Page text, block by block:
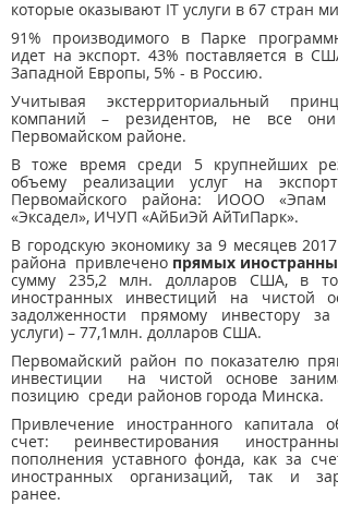
которые оказывают IT услуги в 67 стран
91% производимого в Парке
идет на экспорт. 43% поставляется в
Западной Европы, 5% - в Россию.
Учитывая экстерриториальный
компаний – резидентов, не все
Первомайском районе.
В тоже время среди 5 крупнейших
объему реализации услуг на
Первомайского района: ИООО
«Эксадел», ИЧУП «АйБиЭй АйТиПарк».
В городскую экономику за 9 месяцев
района привлечено прямых
сумму 235,2 млн. долларов США, в
иностранных инвестиций на чистой
задолженности прямому инвестору
услуги) – 77,1млн. долларов США.
Первомайский район по показателю
инвестиции на чистой основе
позицию среди районов города Минска.
Привлечение иностранного капитала
счет: реинвестирования
пополнения уставного фонда, как за
иностранных организаций, так и
ранее.